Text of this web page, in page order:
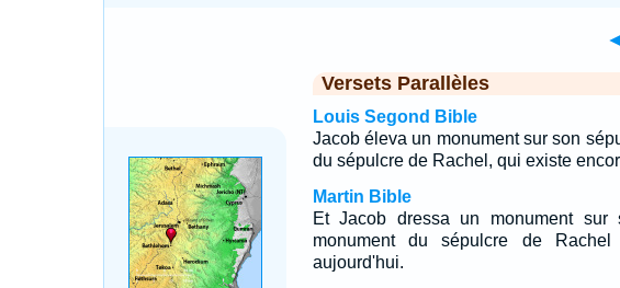
Versets Parallèles
Louis Segond Bible
Jacob éleva un monument sur son
du sépulcre de Rachel, qui existe
Martin Bible
Et Jacob dressa un monument sur
monument du sépulcre de
aujourd'hui.